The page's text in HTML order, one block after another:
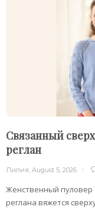
Связанный
реглан
Лилия ,August 5, 2026
Женственный
реглана вяжется